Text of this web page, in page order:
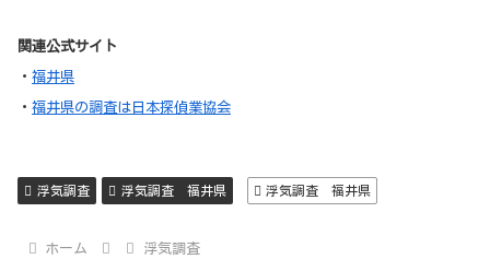
関連公式サイト
・ 福井県
・ 福井県の調査は日本探偵業協会
浮気調査 浮気調査 福井県 浮気調査 福井県
ホーム 浮気調査